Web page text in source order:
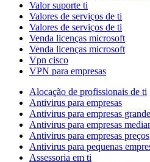
Valor suporte ti
Valores de serviços de ti
Valores de serviços de ti
Venda licenças microsoft
Venda licenças microsoft
Vpn cisco
VPN para empresas
Alocação de profissionais de ti
Antivirus para empresas
Antivirus para empresas
Antivirus para empresas
Antivirus para empresas preços
Antivirus para pequenas
Assessoria em ti